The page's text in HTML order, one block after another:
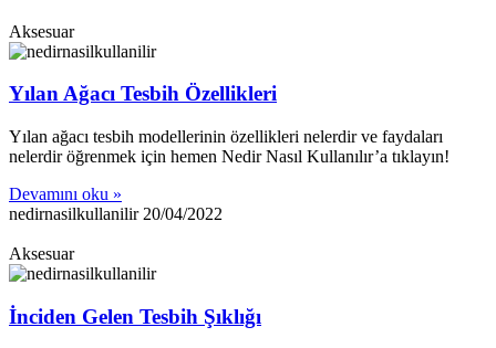
Aksesuar
Yılan Ağacı Tesbih Özellikleri
Yılan ağacı tesbih modellerinin özellikleri nelerdir ve faydaları
nelerdir öğrenmek için hemen Nedir Nasıl Kullanılır’a tıklayın!
Devamını oku »
nedirnasilkullanilir 20/04/2022
Aksesuar
İnciden Gelen Tesbih Şıklığı